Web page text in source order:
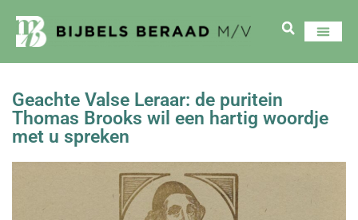
Geachte Valse Leraar: de puritein
Thomas Brooks wil een hartig woordje
met u spreken